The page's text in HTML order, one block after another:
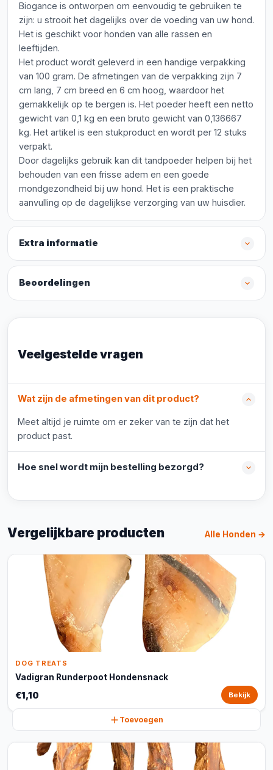
Biogance is ontworpen om eenvoudig te gebruiken te
zijn: u strooit het dagelijks over de voeding van uw hond.
Het is geschikt voor honden van alle rassen en
leeftijden.
Het product wordt geleverd in een handige verpakking
van 100 gram. De afmetingen van de verpakking zijn 7
cm lang, 7 cm breed en 6 cm hoog, waardoor het
gemakkelijk op te bergen is. Het poeder heeft een netto
gewicht van 0,1 kg en een bruto gewicht van 0,136667
kg. Het artikel is een stukproduct en wordt per 12 stuks
verpakt.
Door dagelijks gebruik kan dit tandpoeder helpen bij het
behouden van een frisse adem en een goede
mondgezondheid bij uw hond. Het is een praktische
aanvulling op de dagelijkse verzorging van uw huisdier.
Extra informatie
Beoordelingen
Veelgestelde vragen
Wat zijn de afmetingen van dit product?
Meet altijd je ruimte om er zeker van te zijn dat het
product past.
Hoe snel wordt mijn bestelling bezorgd?
Vergelijkbare producten Alle Honden →
DOG TREATS
Vadigran Runderpoot Hondensnack
€1,10 Bekijk
Toevoegen